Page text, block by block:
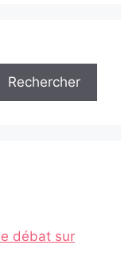
Rechercher
débat sur